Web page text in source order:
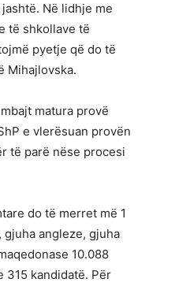
Në lidhje me
të shkollave të
pyetje që do të
Mihajlovska.
matura provë
e vlerësuan provën
të parë nëse procesi
do të merret më 1
angleze, gjuha
10.088
315 kandidatë. Për